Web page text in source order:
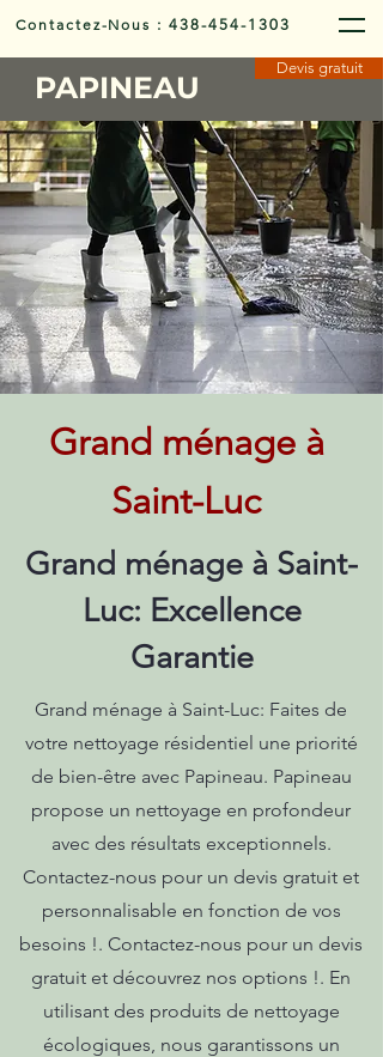
Contactez-Nous :438-454-1303
PAPINEAU
Devis gratuit
Grand ménage à
Saint-Luc
Grand ménage à Saint-
Luc: Excellence
Garantie
Grand ménage à Saint-Luc: Faites de
votre nettoyage résidentiel une priorité
de bien-être avec Papineau. Papineau
propose un nettoyage en profondeur
avec des résultats exceptionnels.
Contactez-nous pour un devis gratuit et
personnalisable en fonction de vos
besoins !. Contactez-nous pour un devis
gratuit et découvrez nos options !. En
utilisant des produits de nettoyage
écologiques, nous garantissons un